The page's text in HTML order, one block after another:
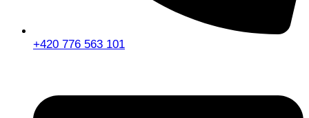
+420 776 563 101